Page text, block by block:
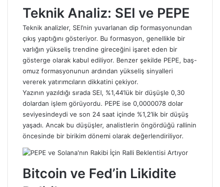
Teknik Analiz: SEI ve PEPE
Teknik analizler, SEI’nin yuvarlanan dip formasyonundan
çıkış yaptığını gösteriyor. Bu formasyon, genellikle bir
varlığın yükseliş trendine gireceğini işaret eden bir
gösterge olarak kabul ediliyor. Benzer şekilde PEPE, baş-
omuz formasyonunun ardından yükseliş sinyalleri
vererek yatırımcıların dikkatini çekiyor.
Yazının yazıldığı sırada SEI, %1,44’lük bir düşüşle 0,30
dolardan işlem görüyordu. PEPE ise 0,0000078 dolar
seviyesindeydi ve son 24 saat içinde %1,2’lik bir düşüş
yaşadı. Ancak bu düşüşler, analistlerin öngördüğü rallinin
öncesinde bir birikim dönemi olarak değerlendiriliyor.
Bitcoin ve Fed’in Likidite